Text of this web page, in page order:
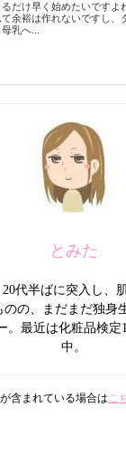
だけ早く始めたいですよ
余裕は作れないですし、
乳へ...
とみた
代半ばに突入し、
の、まだまだ独身
。最近は化粧品検定
中。
含まれている場合はこ